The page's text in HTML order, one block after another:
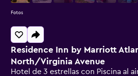
Residence Inn by Marriott
North/Virginia Avenue
Hotel de 3 estrellas con Piscina al
Fotos